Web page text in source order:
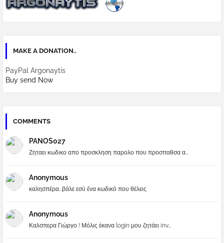
MAKE A DONATION..
PayPal Argonaytis
Buy send Now
COMMENTS
PANOS027
Ζηταει κωδικο απο προσκληση παρολο που προσπαθσα α...
Anonymous
καλησπέρα...βάλε εσύ ένα κωδικό που θέλεις
Anonymous
Καλσπερα Γιώργο ! Μόλις έκανα login μου ζητάει inv...